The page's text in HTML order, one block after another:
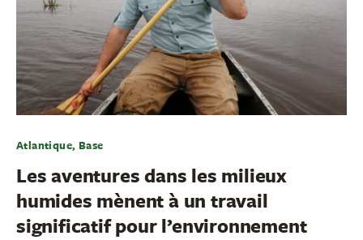
Atlantique, Base
Les aventures dans les milieux
humides mènent à un travail
significatif pour l’environnement